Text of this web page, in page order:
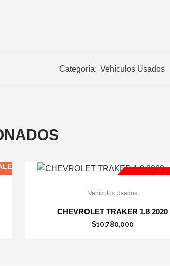
Categoría: Vehículos Usados
SEMINUEVO
Vehículos Usados
CHEVROLET TRAKER 1.8 2020
$10,780,000